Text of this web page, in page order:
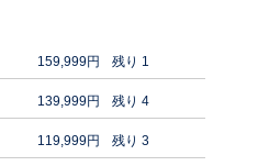
159,999円 残り 1
139,999円 残り 4
119,999円 残り 3